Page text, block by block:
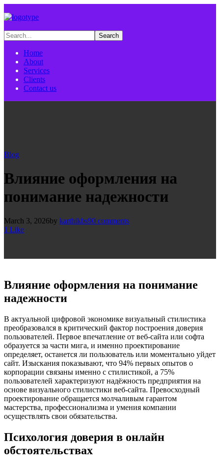
Home
About
Services
Clients
Contact us
Blog
Влияние оформления на
понимание надежности
March 3, 2026by karthikbs90 comments
1 Like
Влияние оформления на понимание
надежности
В актуальной цифровой экономике визуальный стилистика
преобразовался в критический фактор построения доверия
пользователей. Первое впечатление от веб-сайта или софта
образуется за части мига, и именно проектирование
определяет, останется ли пользователь или моментально уйдет
сайт. Изыскания показывают, что 94% первых опытов о
корпорации связаны именно с стилистикой, а 75%
пользователей характеризуют надёжность предприятия на
основе визуального стилистики веб-сайта. Превосходный
проектирование обращается молчаливым гарантом
мастерства, профессионализма и умения компании
осуществлять свои обязательства.
Психология доверия в онлайн
обстоятельствах